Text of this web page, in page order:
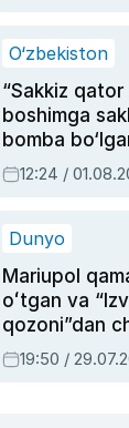
O‘zbekiston
“Sakkiz qator
boshimga
bomba
Oripovni
ayblovlardan
12:24 /
Dunyo
Mariupol
oʻtgan va
qozoni”dan
qahramon —
armiyasi bosh
19:50 /